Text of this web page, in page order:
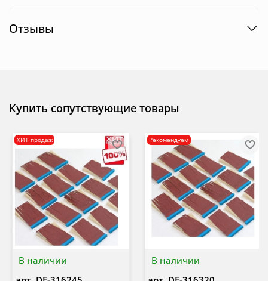
Отзывы
Купить сопутствующие товары
В наличии
ХИТ продаж
В наличии
Рекомендуем